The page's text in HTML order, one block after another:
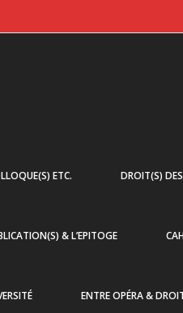
ETC. DROIT(S)
& L’EPITOGE
ENTRE OPÉRA &